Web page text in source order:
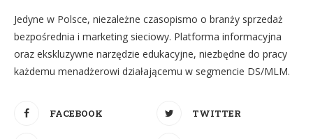
Jedyne w Polsce, niezależne czasopismo o branży sprzedaż
bezpośrednia i marketing sieciowy. Platforma informacyjna
oraz ekskluzywne narzędzie edukacyjne, niezbędne do pracy
każdemu menadżerowi działającemu w segmencie DS/MLM.
FACEBOOK TWITTER